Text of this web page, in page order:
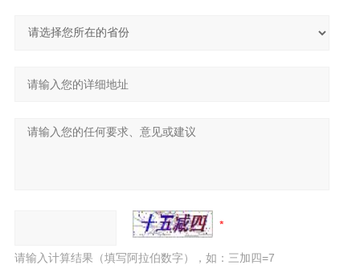
请输入计算结果（填写阿拉伯数字），如：三加四=7